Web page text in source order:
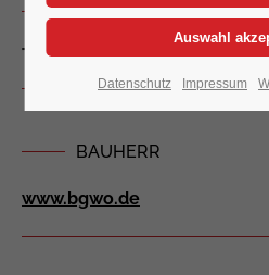
Register|Lost your password?
Support
Lorem ipsum dolor sit
PROJEKT
Tettnang: St. Anna
BAUHERR
www.bgwo.de
Datenschutz Impressum